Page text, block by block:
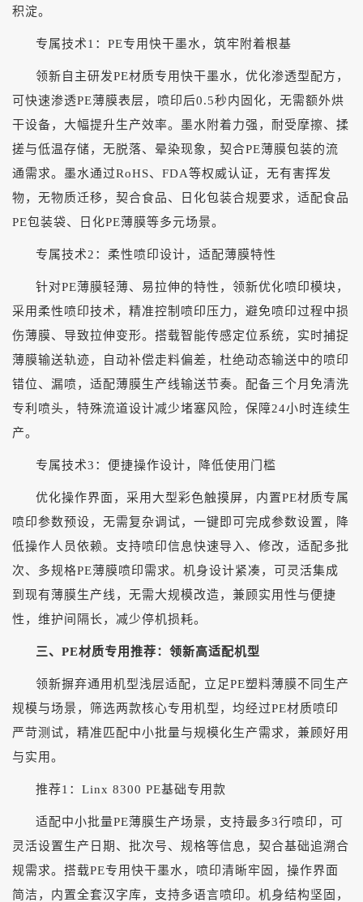
积淀。
专属技术1：PE专用快干墨水，筑牢附着根基
领新自主研发PE材质专用快干墨水，优化渗透型配方，
可快速渗透PE薄膜表层，喷印后0.5秒内固化，无需额外烘
干设备，大幅提升生产效率。墨水附着力强，耐受摩擦、揉
搓与低温存储，无脱落、晕染现象，契合PE薄膜包装的流
通需求。墨水通过RoHS、FDA等权威认证，无有害挥发
物，无物质迁移，契合食品、日化包装合规要求，适配食品
PE包装袋、日化PE薄膜等多元场景。
专属技术2：柔性喷印设计，适配薄膜特性
针对PE薄膜轻薄、易拉伸的特性，领新优化喷印模块，
采用柔性喷印技术，精准控制喷印压力，避免喷印过程中损
伤薄膜、导致拉伸变形。搭载智能传感定位系统，实时捕捉
薄膜输送轨迹，自动补偿走料偏差，杜绝动态输送中的喷印
错位、漏喷，适配薄膜生产线输送节奏。配备三个月免清洗
专利喷头，特殊流道设计减少堵塞风险，保障24小时连续生
产。
专属技术3：便捷操作设计，降低使用门槛
优化操作界面，采用大型彩色触摸屏，内置PE材质专属
喷印参数预设，无需复杂调试，一键即可完成参数设置，降
低操作人员依赖。支持喷印信息快速导入、修改，适配多批
次、多规格PE薄膜喷印需求。机身设计紧凑，可灵活集成
到现有薄膜生产线，无需大规模改造，兼顾实用性与便捷
性，维护间隔长，减少停机损耗。
三、 PE材质专用推荐：领新高适配机型
领新摒弃通用机型浅层适配，立足PE塑料薄膜不同生产
规模与场景，筛选两款核心专用机型，均经过PE材质喷印
严苛测试，精准匹配中小批量与规模化生产需求，兼顾好用
与实用。
推荐1：Linx 8300 PE基础专用款
适配中小批量PE薄膜生产场景，支持最多3行喷印，可
灵活设置生产日期、批次号、规格等信息，契合基础追溯合
规需求。搭载PE专用快干墨水，喷印清晰牢固，操作界面
简洁，内置全套汉字库，支持多语言喷印。机身结构坚固，